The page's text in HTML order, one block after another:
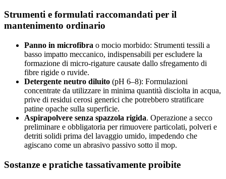
Strumenti e formulati raccomandati per il
mantenimento ordinario
Panno in microfibra o mocio morbido: Strumenti tessili a
basso impatto meccanico, indispensabili per escludere la
formazione di micro-rigature causate dallo sfregamento di
fibre rigide o ruvide.
Detergente neutro diluito (pH 6–8): Formulazioni
concentrate da utilizzare in minima quantità disciolta in acqua,
prive di residui cerosi generici che potrebbero stratificare
patine opache sulla superficie.
Aspirapolvere senza spazzola rigida. Operazione a secco
preliminare e obbligatoria per rimuovere particolati, polveri e
detriti solidi prima del lavaggio umido, impedendo che
agiscano come un abrasivo passivo sotto il mop.
Sostanze e pratiche tassativamente proibite